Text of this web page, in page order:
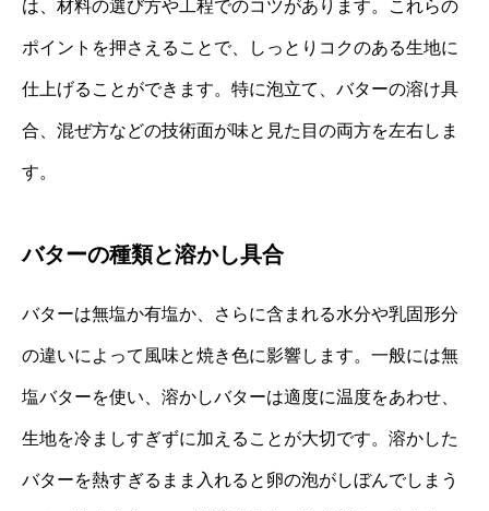
は、材料の選び方や工程でのコツがあります。これらの
ポイントを押さえることで、しっとりコクのある生地に
仕上げることができます。特に泡立て、バターの溶け具
合、混ぜ方などの技術面が味と見た目の両方を左右しま
す。
バターの種類と溶かし具合
バターは無塩か有塩か、さらに含まれる水分や乳固形分
の違いによって風味と焼き色に影響します。一般には無
塩バターを使い、溶かしバターは適度に温度をあわせ、
生地を冷ましすぎずに加えることが大切です。溶かした
バターを熱すぎるまま入れると卵の泡がしぼんでしまう